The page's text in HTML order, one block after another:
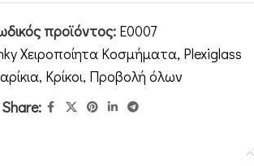
προϊόντος: E0007
Χειροποίητα Κοσμήματα, Plexiglass
, Κρίκοι, Προβολή όλων
Share: